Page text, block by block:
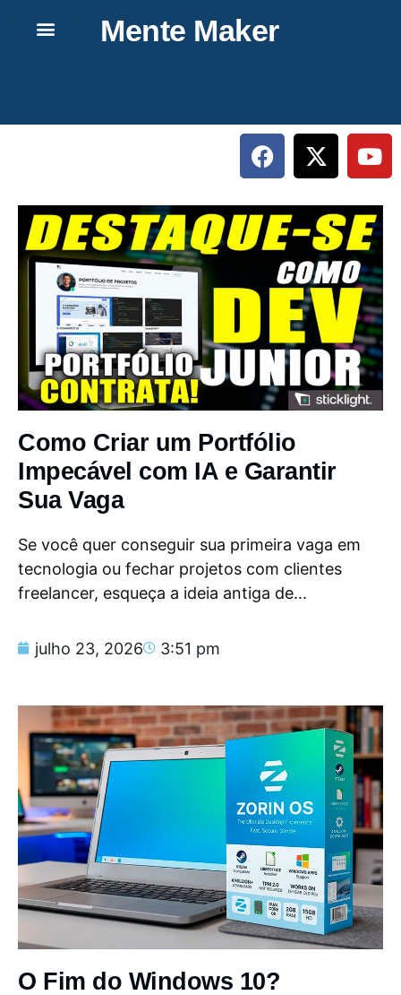
Mente Maker
Como Criar um Portfólio
Impecável com IA e Garantir
Sua Vaga
Se você quer conseguir sua primeira vaga em
tecnologia ou fechar projetos com clientes
freelancer, esqueça a ideia antiga de...
julho 23, 2026 3:51 pm
O Fim do Windows 10?